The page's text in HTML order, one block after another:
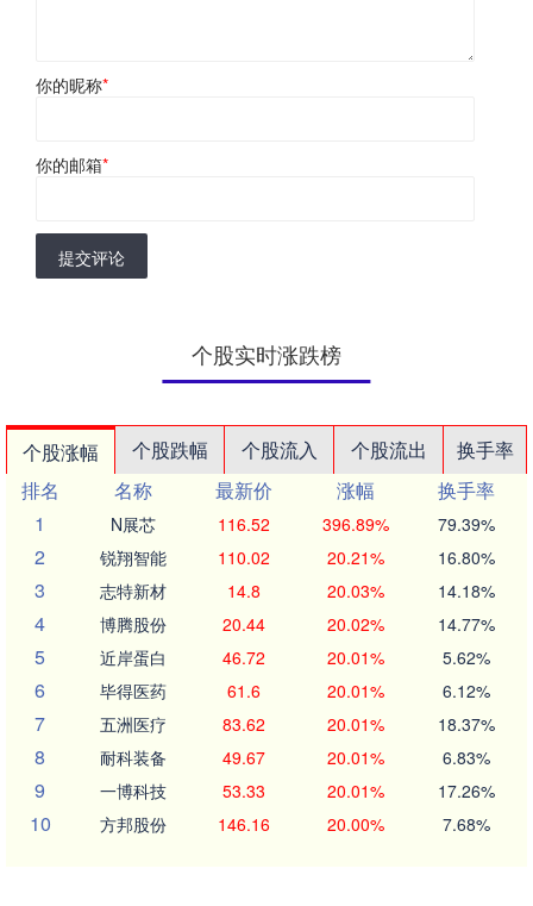
你的昵称*
你的邮箱*
提交评论
个股实时涨跌榜
个股涨幅 个股跌幅 个股流入 个股流出
换手率
排名
名称 最新价 涨幅
换手率
1
N展芯 116.52 396.89% 79.39%
2 锐翔智能 110.02 20.21% 16.80%
3 志特新材 14.8 20.03% 14.18%
4 博腾股份 20.44 20.02% 14.77%
5 近岸蛋白 46.72 20.01% 5.62%
6 毕得医药 61.6 20.01% 6.12%
7 五洲医疗 83.62 20.01% 18.37%
8 耐科装备 49.67 20.01% 6.83%
9 一博科技 53.33 20.01% 17.26%
10 方邦股份 146.16 20.00% 7.68%